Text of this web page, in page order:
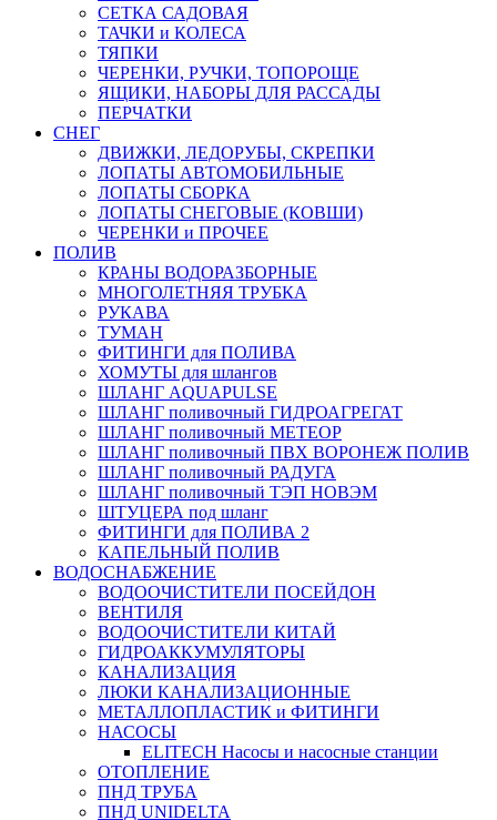
СЕТКА САДОВАЯ
ТАЧКИ и КОЛЕСА
ТЯПКИ
ЧЕРЕНКИ, РУЧКИ, ТОПОРОЩЕ
ЯЩИКИ, НАБОРЫ ДЛЯ РАССАДЫ
ПЕРЧАТКИ
СНЕГ
ДВИЖКИ, ЛЕДОРУБЫ, СКРЕПКИ
ЛОПАТЫ АВТОМОБИЛЬНЫЕ
ЛОПАТЫ СБОРКА
ЛОПАТЫ СНЕГОВЫЕ (КОВШИ)
ЧЕРЕНКИ и ПРОЧЕЕ
ПОЛИВ
КРАНЫ ВОДОРАЗБОРНЫЕ
МНОГОЛЕТНЯЯ ТРУБКА
РУКАВА
ТУМАН
ФИТИНГИ для ПОЛИВА
ХОМУТЫ для шлангов
ШЛАНГ AQUAPULSE
ШЛАНГ поливочный ГИДРОАГРЕГАТ
ШЛАНГ поливочный МЕТЕОР
ШЛАНГ поливочный ПВХ ВОРОНЕЖ ПОЛИВ
ШЛАНГ поливочный РАДУГА
ШЛАНГ поливочный ТЭП НОВЭМ
ШТУЦЕРА под шланг
ФИТИНГИ для ПОЛИВА 2
КАПЕЛЬНЫЙ ПОЛИВ
ВОДОСНАБЖЕНИЕ
ВОДООЧИСТИТЕЛИ ПОСЕЙДОН
ВЕНТИЛЯ
ВОДООЧИСТИТЕЛИ КИТАЙ
ГИДРОАККУМУЛЯТОРЫ
КАНАЛИЗАЦИЯ
ЛЮКИ КАНАЛИЗАЦИОННЫЕ
МЕТАЛЛОПЛАСТИК и ФИТИНГИ
НАСОСЫ
ELITECH Насосы и насосные станции
ОТОПЛЕНИЕ
ПНД ТРУБА
ПНД UNIDELTA